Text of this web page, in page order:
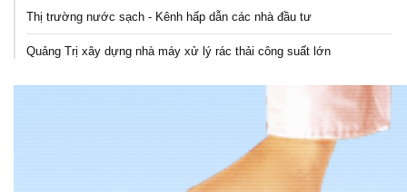
Thị trường nước sạch - Kênh hấp dẫn các nhà đầu tư
Quảng Trị xây dựng nhà máy xử lý rác thải công suất lớn